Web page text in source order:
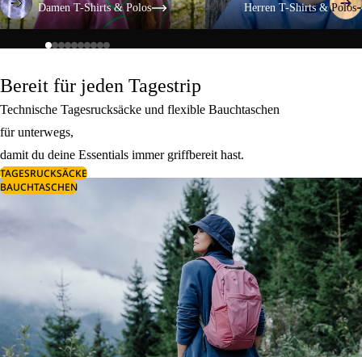
Damen T-Shirts & Polos Herren T-Shirts & Polos
Bereit für jeden Tagestrip
Technische Tagesrucksäcke und flexible Bauchtaschen
für unterwegs,
damit du deine Essentials immer griffbereit hast.
TAGESRUCKSÄCKE
BAUCHTASCHEN